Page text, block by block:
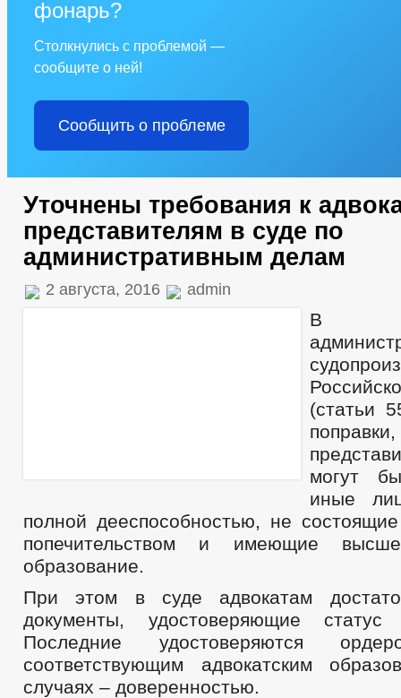
фонарь?
Столкнулись с проблемой —
сообщите о ней!
Сообщить о проблеме
Уточнены требования к
представителям в суде по
административным делам
2 августа, 2016 admin
В
(статьи
могут
иные
полной дееспособностью, не
попечительством и имеющие
образование.
При этом в суде адвокатам
документы, удостоверяющие
Последние удостоверяются
соответствующим адвокатским
случаях – доверенностью.